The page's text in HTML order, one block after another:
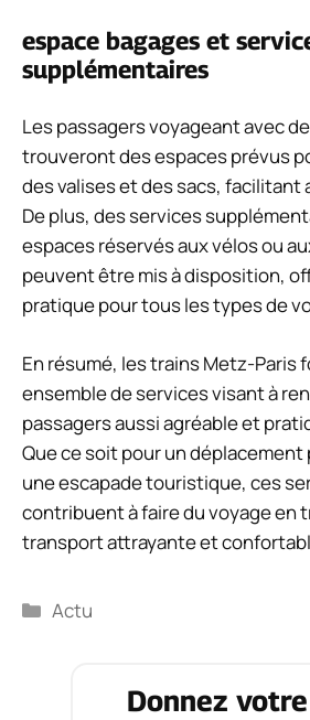
espace bagages et
supplémentaires
Les passagers voyageant avec
trouveront des espaces prévus
des valises et des sacs, facilitant
De plus, des services
espaces réservés aux vélos ou
peuvent être mis à disposition,
pratique pour tous les types de
En résumé, les trains Metz-Paris
ensemble de services visant à
passagers aussi agréable et
Que ce soit pour un
une escapade touristique, ces
contribuent à faire du voyage en
transport attrayante et
Catégories
Actu
Donnez